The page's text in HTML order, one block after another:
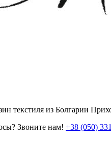
текстиля из Болгарии
Звоните нам! +38 (050)